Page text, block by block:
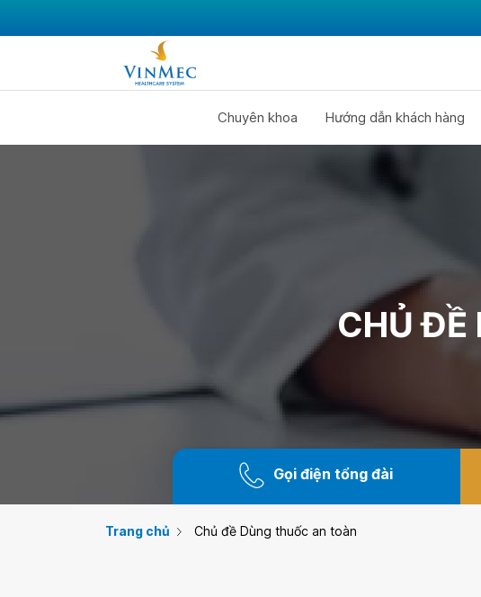
Chuyên khoa Hướng dẫn khách hàng
CHỦ ĐỀ
Gọi điện tổng đài
Trang chủ Chủ đề Dùng thuốc an toàn